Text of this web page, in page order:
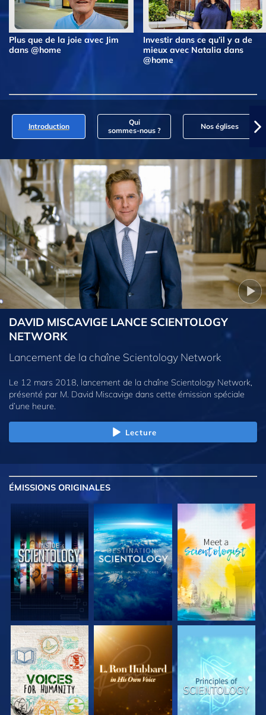
Plus que de la joie avec Jim
dans @home
Investir dans ce qu’il y a de
mieux avec Natalia dans
@home
Introduction
Qui
sommes‑nous ?
Nos églises
DAVID MISCAVIGE LANCE SCIENTOLOGY
NETWORK
Lancement de la chaîne Scientology Network
Le 12 mars 2018, lancement de la chaîne Scientology Network,
présenté par M. David Miscavige dans cette émission spéciale
d’une heure.
Lecture
ÉMISSIONS ORIGINALES
DÉCOUVRIR LES
SÉRIES
DÉCOUVRIR LES
SÉRIES
DÉCOUVRIR LES
SÉRIES